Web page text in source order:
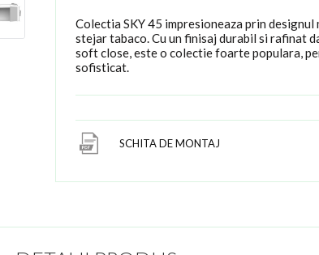
Colectia SKY 45 impresioneaza prin
stejar tabaco. Cu un finisaj durabil si rafinat
soft close, este o colectie foarte populara,
sofisticat.
SCHITA DE MONTAJ